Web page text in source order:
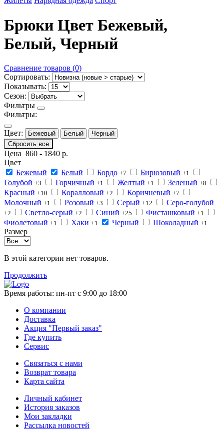
Брюки Цвет Бежевый,
Белый, Черный
Сравнение товаров (0)
Сортировать:
Показывать:
Сезон:
Фильтры
Фильтры:
Цвет: Бежевый Белый
Черный
Сбросить все
Цена 860 - 1840 р.
Цвет
Бежевый
Белый Бордо +7 Бирюзовый +1
Голубой +3 Горчичный +1 Желтый +1 Зеленый +8
Красный +10 Коралловый +2 Коричневый +7
Молочный +1 Розовый +3 Серый +12 Серо-голубой
+2 Светло-серый +2 Синий +25 Фисташковый +1
Фиолетовый +1 Хаки +1 Черный Шоколадный +1
Размер
В этой категории нет товаров.
Продолжить
Время работы: пн-пт с 9:00 до 18:00
О компании
Доставка
Акция "Первый заказ"
Где купить
Сервис
Связаться с нами
Возврат товара
Карта сайта
Личный кабинет
История заказов
Мои закладки
Рассылка новостей